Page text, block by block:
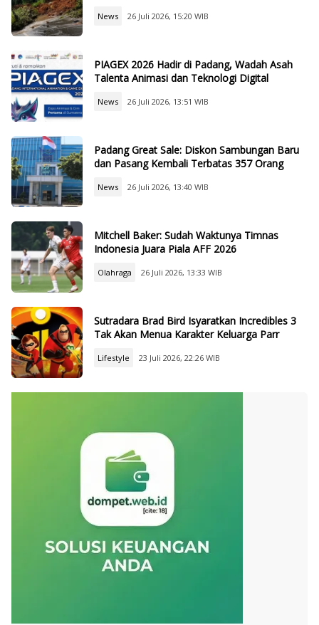
News 26 Juli 2026, 15:20 WIB
PIAGEX 2026 Hadir di Padang, Wadah Asah
Talenta Animasi dan Teknologi Digital
News 26 Juli 2026, 13:51 WIB
Padang Great Sale: Diskon Sambungan Baru
dan Pasang Kembali Terbatas 357 Orang
News 26 Juli 2026, 13:40 WIB
Mitchell Baker: Sudah Waktunya Timnas
Indonesia Juara Piala AFF 2026
Olahraga 26 Juli 2026, 13:33 WIB
Sutradara Brad Bird Isyaratkan Incredibles 3
Tak Akan Menua Karakter Keluarga Parr
Lifestyle 23 Juli 2026, 22:26 WIB